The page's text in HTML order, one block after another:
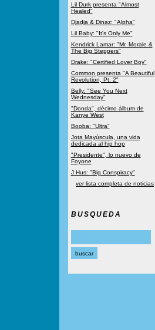
Lil Durk presenta "Almost
Healed"
Djadja & Dinaz: "Alpha"
Lil Baby: "It's Only Me"
Kendrick Lamar: "Mr. Morale &
The Big Steppers"
Drake: "Certified Lover Boy"
Common presenta "A Beautiful
Revolution, Pt. 2"
Belly: "See You Next
Wednesday"
"Donda", décimo álbum de
Kanye West
Booba: "Ultra"
Jota Mayúscula, una vida
dedicada al hip hop
"Presidente", lo nuevo de
Foyone
J Hus: "Big Conspiracy"
ver lista completa de noticias
BUSQUEDA